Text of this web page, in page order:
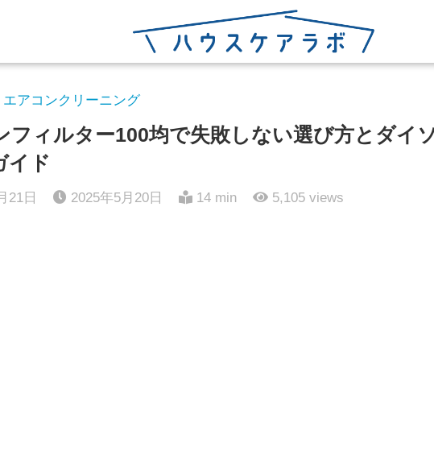
エアコンクリーニング
フィルター100均で失敗しない選び方とダイ
イド
21日 2025年5月20日 14 min 5,105 views